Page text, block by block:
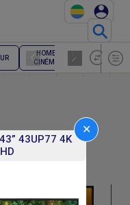
⚲
43UP77 4K
✕
HOME
CINÉMA
ENCEINTE
HIFI